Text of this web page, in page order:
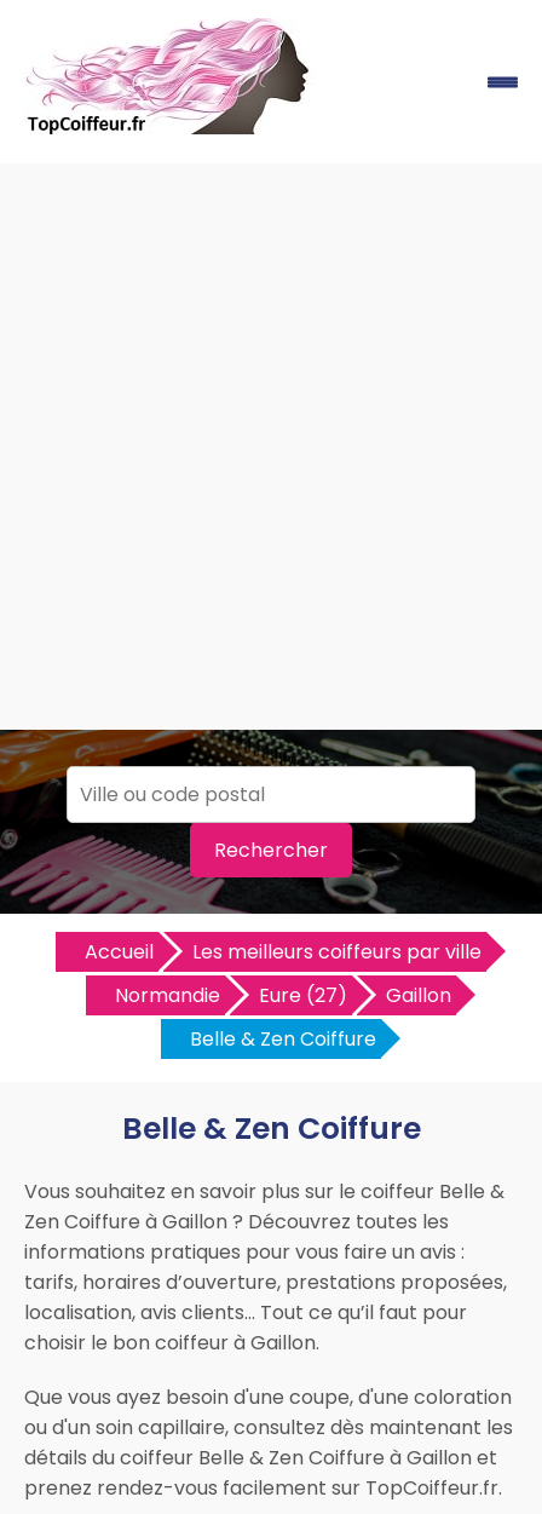
Rechercher
Accueil
Les meilleurs coiffeurs par ville
Normandie
Eure (27)
Gaillon
Belle & Zen Coiffure
Belle & Zen Coiffure
Vous souhaitez en savoir plus sur le coiffeur Belle &
Zen Coiffure à Gaillon ? Découvrez toutes les
informations pratiques pour vous faire un avis :
tarifs, horaires d’ouverture, prestations proposées,
localisation, avis clients… Tout ce qu’il faut pour
choisir le bon coiffeur à Gaillon.
Que vous ayez besoin d'une coupe, d'une coloration
ou d'un soin capillaire, consultez dès maintenant les
détails du coiffeur Belle & Zen Coiffure à Gaillon et
prenez rendez-vous facilement sur TopCoiffeur.fr.